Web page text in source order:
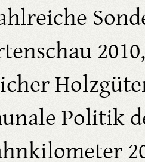
Politik